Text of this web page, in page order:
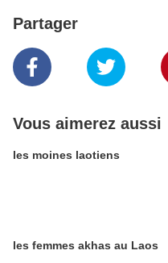
Partager
Vous aimerez aussi
les moines laotiens
les femmes akhas au Laos